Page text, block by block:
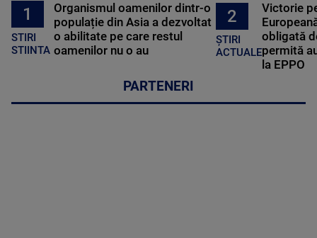
1
STIRI
STIINTA
Organismul oamenilor dintr-o
populație din Asia a dezvoltat
o abilitate pe care restul
oamenilor nu o au
2
ȘTIRI
ACTUALE
Victorie
obligată
permită
la EPPO
PARTENERI